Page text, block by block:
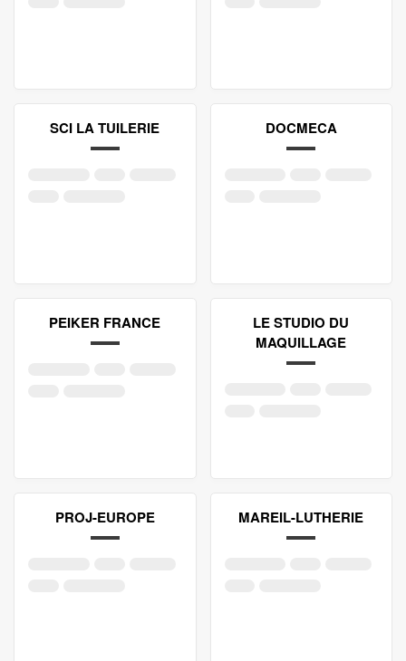
SCI LA TUILERIE DOCMECA
PEIKER FRANCE
LE STUDIO DU
MAQUILLAGE
PROJ-EUROPE MAREIL-LUTHERIE